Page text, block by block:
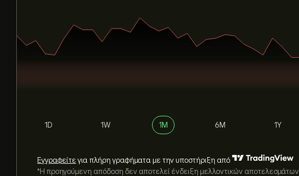
1D 1W 1M 6M 1Y
Εγγραφείτε για πλήρη γραφήματα με την υποστήριξη από
*Η προηγούμενη απόδοση δεν αποτελεί ένδειξη μελλοντικών αποτελεσμάτων